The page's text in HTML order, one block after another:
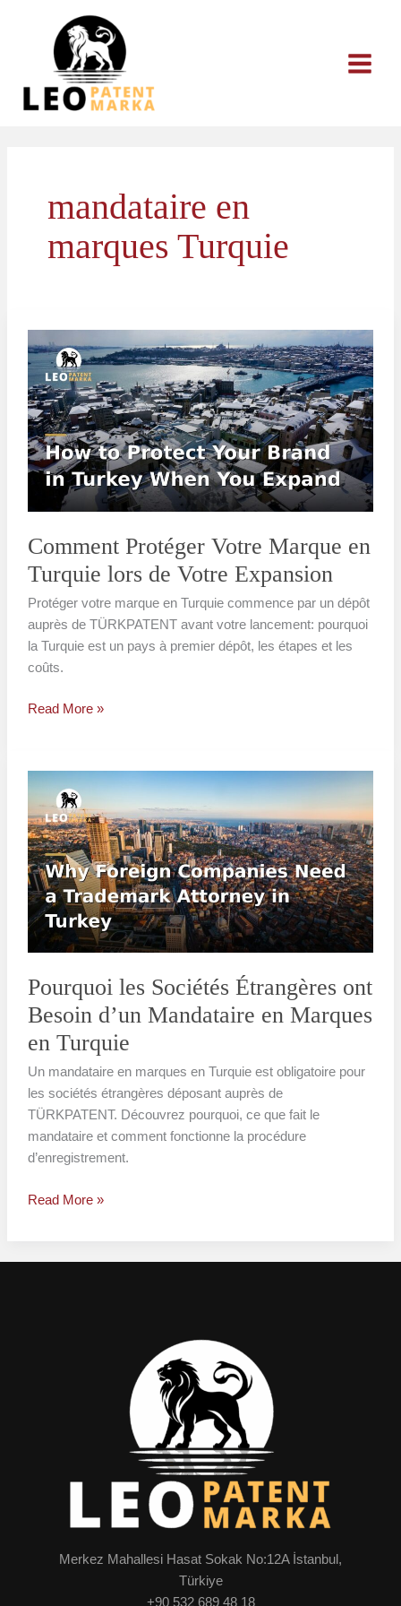
mandataire en
marques Turquie
Comment Protéger Votre Marque en
Turquie lors de Votre Expansion
Protéger votre marque en Turquie commence par un dépôt
auprès de TÜRKPATENT avant votre lancement: pourquoi
la Turquie est un pays à premier dépôt, les étapes et les
coûts.
Comment
Protéger
Votre
Marque
en
Turquie
lors
Votre
Read More »
Pourquoi les Sociétés Étrangères ont
Besoin d’un Mandataire en Marques
en Turquie
Un mandataire en marques en Turquie est obligatoire pour
les sociétés étrangères déposant auprès de
TÜRKPATENT. Découvrez pourquoi, ce que fait le
mandataire et comment fonctionne la procédure
d’enregistrement.
Pourquoi
les
Sociétés
Étrangères
ont
Besoin
d’un
Mandataire
en
en
Turquie
Read More »
Merkez Mahallesi Hasat Sokak No:12A İstanbul,
Türkiye
+90 532 689 48 18